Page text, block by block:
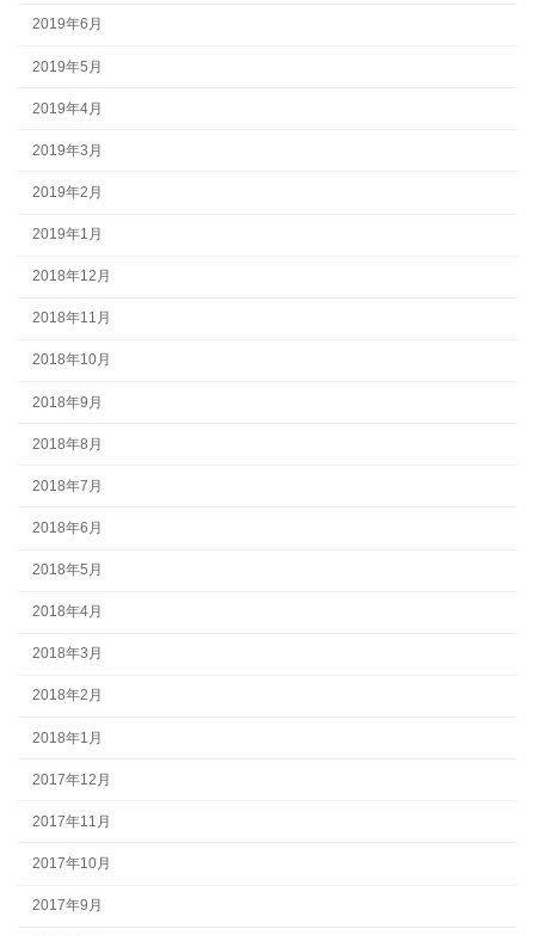
2019年6月
2019年5月
2019年4月
2019年3月
2019年2月
2019年1月
2018年12月
2018年11月
2018年10月
2018年9月
2018年8月
2018年7月
2018年6月
2018年5月
2018年4月
2018年3月
2018年2月
2018年1月
2017年12月
2017年11月
2017年10月
2017年9月